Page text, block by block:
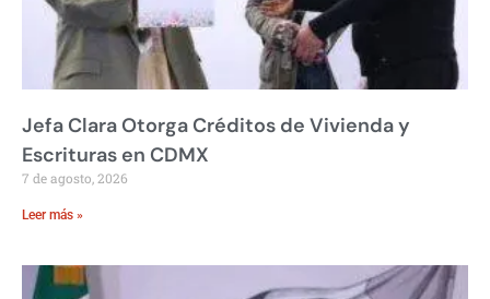
Jefa Clara Otorga Créditos de Vivienda y
Escrituras en CDMX
7 de agosto, 2026
Leer más »